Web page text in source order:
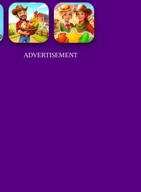
ADVERTISEMENT